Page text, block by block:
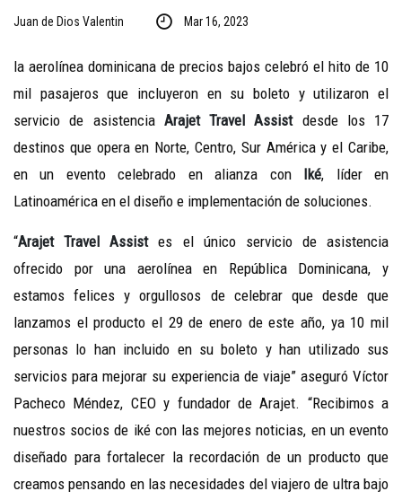
Juan de Dios Valentin Mar 16, 2023
la aerolínea dominicana de precios bajos celebró el hito de 10
mil pasajeros que incluyeron en su boleto y utilizaron el
servicio de asistencia Arajet Travel Assist desde los 17
destinos que opera en Norte, Centro, Sur América y el Caribe,
en un evento celebrado en alianza con Iké, líder en
Latinoamérica en el diseño e implementación de soluciones.
“Arajet Travel Assistes el único servicio de asistencia
ofrecido por una aerolínea en República Dominicana, y
estamos felices y orgullosos de celebrar que desde que
lanzamos el producto el 29 de enero de este año, ya 10 mil
personas lo han incluido en su boleto y han utilizado sus
servicios para mejorar su experiencia de viaje” aseguró Víctor
Pacheco Méndez, CEO y fundador de Arajet. “Recibimos a
nuestros socios de iké con las mejores noticias, en un evento
diseñado para fortalecer la recordación de un producto que
creamos pensando en las necesidades del viajero de ultra bajo